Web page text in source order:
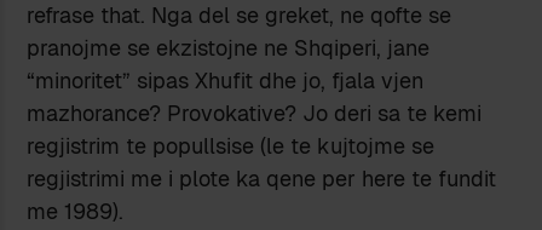
refrase that. Nga del se greket, ne qofte se
pranojme se ekzistojne ne Shqiperi, jane
“minoritet” sipas Xhufit dhe jo, fjala vjen
mazhorance? Provokative? Jo deri sa te kemi
regjistrim te popullsise (le te kujtojme se
regjistrimi me i plote ka qene per here te fundit
me 1989).